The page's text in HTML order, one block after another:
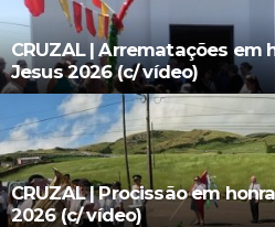
CRUZAL | Arrematações em
Jesus 2026 (c/ vídeo)
CRUZAL | Procissão em
2026 (c/ vídeo)